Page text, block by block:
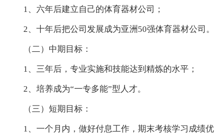
1、六年后建立自己的体育器材公司；
2、十年后把公司发展成为亚洲50强体育器材公司。
（二）中期目标：
1、三年后，专业实施和技能达到精炼的水平；
2、培养成为“一专多能”型人才。
（三）短期目标：
1、一个月内，做好付息工作，期末考核学习成绩优